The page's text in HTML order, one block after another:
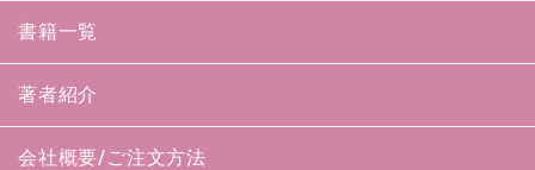
書籍一覧
著者紹介
会社概要/ご注文方法